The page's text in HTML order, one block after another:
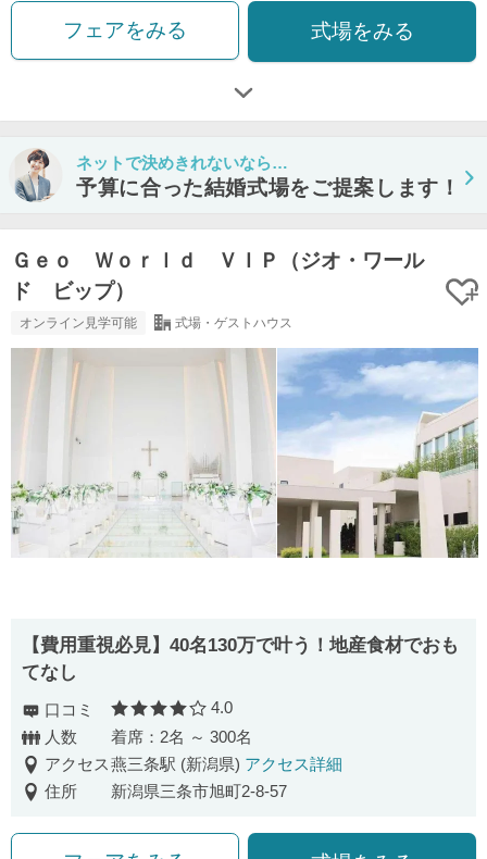
フェアをみる 式場をみる
ネットで決めきれないなら…
予算に合った結婚式場をご提案します！
Ｇｅｏ Ｗｏｒｌｄ ＶＩＰ（ジオ・ワール
ド ビップ）
オンライン見学可能 式場・ゲストハウス
【費用重視必見】40名130万で叶う！地産食材でおも
てなし
口コミ 口コミ評価
4.0
人数
着席：2名 ～ 300名
アクセス燕三条駅 (新潟県) アクセス詳細
住所
新潟県三条市旭町2-8-57